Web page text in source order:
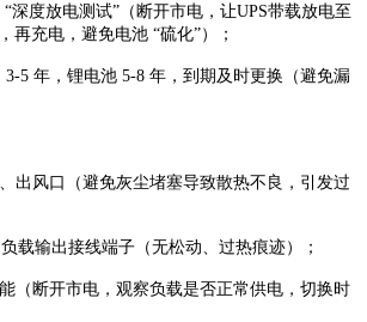
深度放电测试”（断开市电，让UPS带载放电至
再充电，避免电池 “硫化”）；
5 年，锂电池 5-8 年，到期及时更换（避免漏
出风口（避免灰尘堵塞导致散热不良，引发过
载输出接线端子（无松动、过热痕迹）；
（断开市电，观察负载是否正常供电，切换时